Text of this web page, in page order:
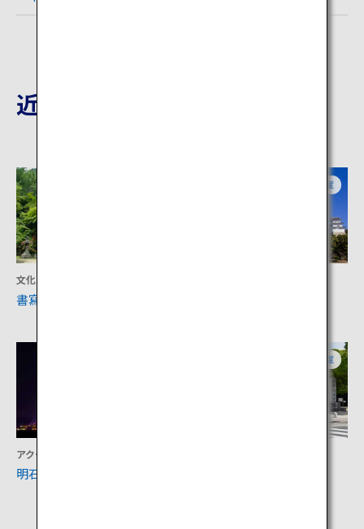
近隣の観光地
文化
書寫山 圓教寺
兵庫
アクティビティ
明石海峡大橋
兵庫